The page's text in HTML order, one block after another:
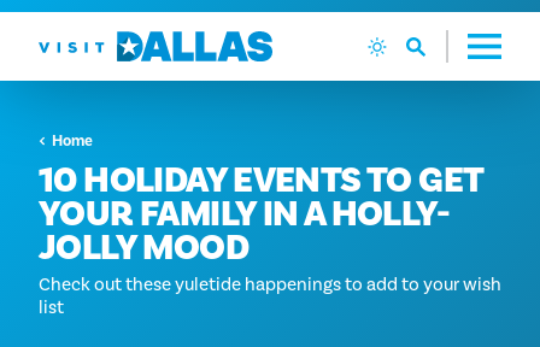
Vai al contenuto
Home
10 HOLIDAY EVENTS TO GET
YOUR FAMILY IN A HOLLY-
JOLLY MOOD
Check out these yuletide happenings to add to your wish
list